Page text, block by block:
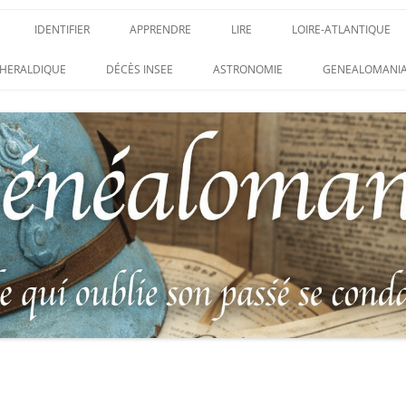
DE
DES CONDAMNATIONS À
HISTORIQUES
RECHERCHE DES
D’HONNEUR DE
VÉRITABLE LIVRE
LES PORTRAITS
HÉROÏQUES SOLDATS
1918
DISPARUS DU JOURNAL
IDENTIFIER
INSIGNES, ATTRIBUTS ET GRADES
IDENTIFIER UNE PATTE DE COLLET
(INSIGNE DE COL)
IDENTIFIER UNE MÉDAILLE OU
DÉCORATION
LEXIQUE DES ABRÉVIATIONS
MILITAIRES
CATALOGUES DES OBLITÉRATIONS
MILITAIRES FRANÇAISES 1914-1918
APPRENDRE
APPRENDRE
LIRE
LIRE
LOIRE-ATLANTIQUE
LES ENFANTS DU
CARRÉ MILITAIRE
CLION-SUR-MER
LES SOLDATS
N°65 – LE CLION-
LE CLION-SUR-MER :
AUX MORTS VIRTUEL
FRANCO-ALLEMANDE
1871
HERALDIQUE DÉCÈS INSEE ASTRONOMIE